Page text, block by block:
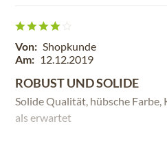
Von: Shopkunde
Am: 12.12.2019
ROBUST UND SOLIDE
Solide Qualität, hübsche Farbe,
als erwartet